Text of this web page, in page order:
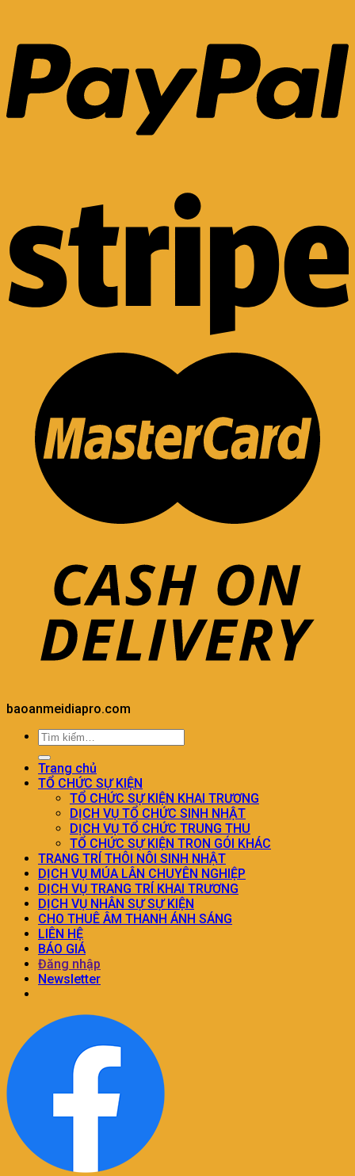
baoanmeidiapro.com
Trang chủ
TỔ CHỨC SỰ KIỆN
TỔ CHỨC SỰ KIỆN KHAI TRƯƠNG
DỊCH VỤ TỔ CHỨC SINH NHẬT
DỊCH VỤ TỔ CHỨC TRUNG THU
TỔ CHỨC SỰ KIỆN TRON GÓI KHÁC
TRANG TRÍ THÔI NÔI SINH NHẬT
DỊCH VỤ MÚA LÂN CHUYÊN NGHIỆP
DỊCH VỤ TRANG TRÍ KHAI TRƯƠNG
DỊCH VỤ NHÂN SỰ SỰ KIỆN
CHO THUÊ ÂM THANH ÁNH SÁNG
LIÊN HỆ
BÁO GIÁ
Đăng nhập
Newsletter